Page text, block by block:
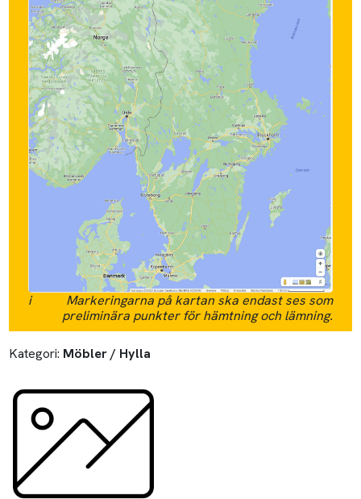
i
Markeringarna på kartan ska endast ses som
preliminära punkter för hämtning och lämning.
Kategori: Möbler / Hylla